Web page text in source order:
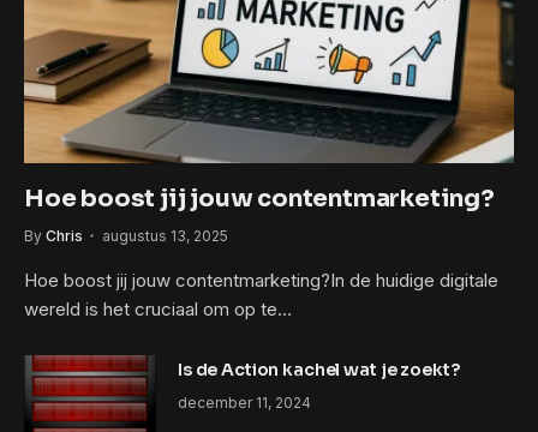
Hoe boost jij jouw contentmarketing?
By Chris augustus 13, 2025
Hoe boost jij jouw contentmarketing?In de huidige digitale
wereld is het cruciaal om op te…
Is de Action kachel wat je zoekt?
december 11, 2024